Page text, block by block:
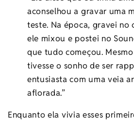
aconselhou a gravar uma
teste. Na época, gravei no
ele mixou e postei no
que tudo começou.
tivesse o sonho de ser
entusiasta com uma veia
aflorada.”
Enquanto ela vivia esses